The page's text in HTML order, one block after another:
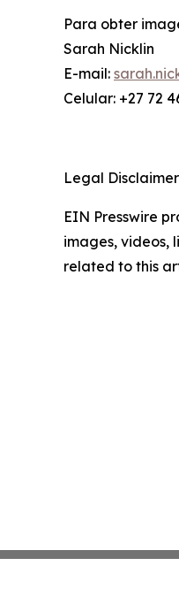
Para obter
Sarah Nicklin
E-mail:
Celular: +27 72
Legal
EIN Presswire
images, videos,
related to this